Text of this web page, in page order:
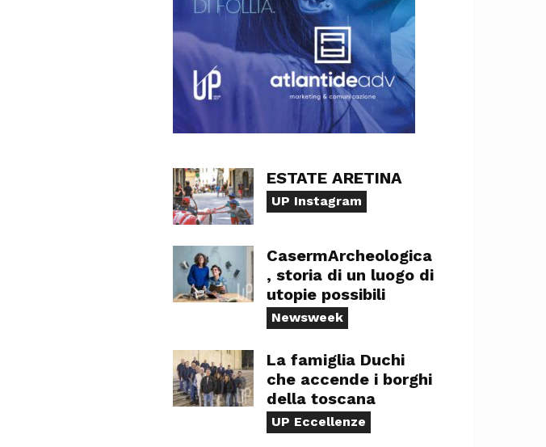
ESTATE ARETINA
UP Instagram
CasermArcheologica
, storia di un luogo di
utopie possibili
Newsweek
La famiglia Duchi
che accende i borghi
della toscana
UP Eccellenze